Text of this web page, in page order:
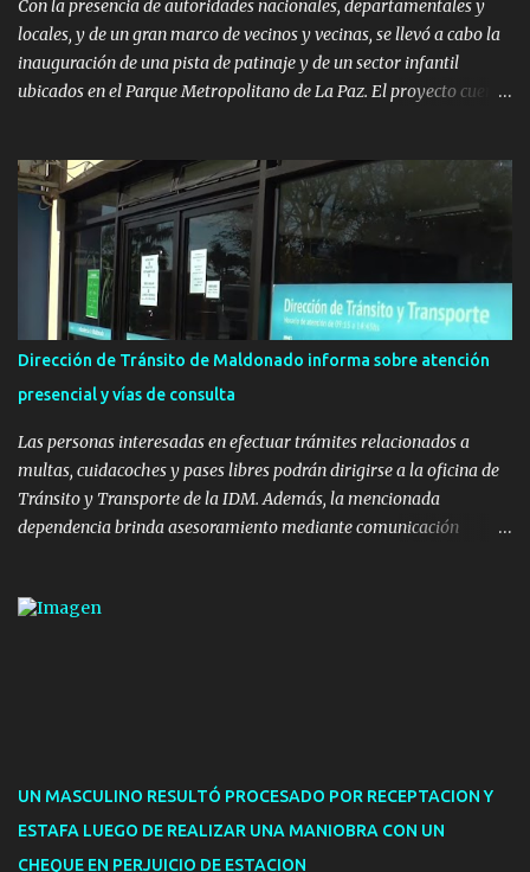
Con la presencia de autoridades nacionales, departamentales y
locales, y de un gran marco de vecinos y vecinas, se llevó a cabo la
inauguración de una pista de patinaje y de un sector infantil
ubicados en el Parque Metropolitano de La Paz. El proyecto cuenta
Pública de OPP, así como aportes del Gobierno de Canelones y del
Ministerio de Transporte y Obras Públicas. La nueva
infraestructura deportiva consiste en una plataforma de 35 m por
20 m con banco de hormigón sobre sus laterales. Su destino será
polifuncional, permitiendo la práctica de patín, hockey, gimnasia y
la realización de eventos culturales. Próximo a la pista, se
instalaron juegos infantiles y equipamiento urbano (bancos de
nuevos pavimentos e iluminación. La totalidad de estas obras
implicaron una inversión estimada ...
Dirección de Tránsito de Maldonado informa sobre atención
presencial y vías de consulta
Las personas interesadas en efectuar trámites relacionados a
multas, cuidacoches y pases libres podrán dirigirse a la oficina de
Tránsito y Transporte de la IDM. Además, la mencionada
dependencia brinda asesoramiento mediante comunicación
presencial comprende los siguientes trámites: Multas: devolución
1921(interno 1456). Cuidacoches: consultas a
1921(interno 1246). Transporte: consultas generales relacionadas a
UN MASCULINO RESULTÓ PROCESADO POR RECEPTACION Y
ESTAFA LUEGO DE REALIZAR UNA MANIOBRA CON UN
CHEQUE EN PERJUICIO DE ESTACION